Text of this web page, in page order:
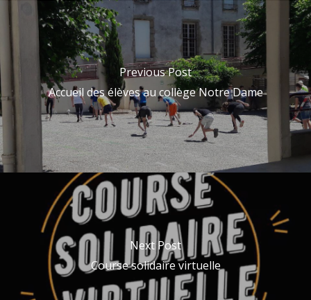
Previous Post
Accueil des élèves au collège Notre Dame
Next Post
Course solidaire virtuelle